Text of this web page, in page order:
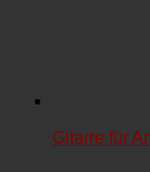
Gitarre für